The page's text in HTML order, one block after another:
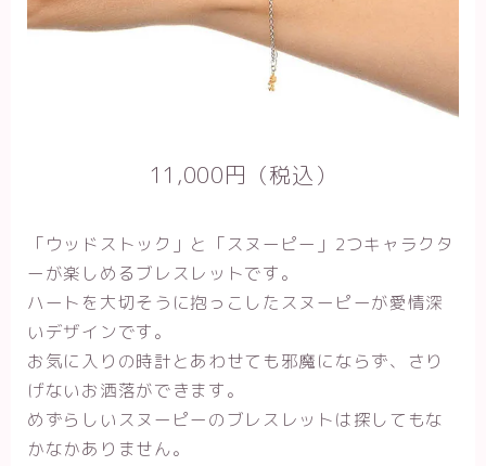
11,000円（税込）
「ウッドストック」と「スヌーピー」2つキャラクタ
ーが楽しめるブレスレットです。
ハートを大切そうに抱っこしたスヌーピーが愛情深
いデザインです。
お気に入りの時計とあわせても邪魔にならず、さり
げないお洒落ができます。
めずらしいスヌーピーのブレスレットは探してもな
かなかありません。